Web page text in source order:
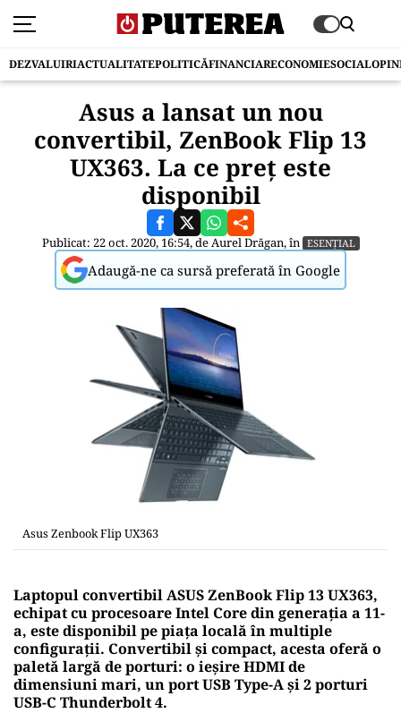
DEZVALUIRIACTUALITATEPOLITICĂFINANCIARECONOMIESOCIAL
Asus a lansat un nou
convertibil, ZenBook Flip 13
UX363. La ce preț este
disponibil
Publicat: 22 oct. 2020, 16:54, deAurel Drăgan, în ESENȚIAL
Adaugă-ne ca sursă preferată în Google
Asus Zenbook Flip UX363
Laptopul convertibil ASUS ZenBook Flip 13 UX363,
echipat cu procesoare Intel Core din generația a 11-
a, este disponibil pe piața locală în multiple
configurații. Convertibil și compact, acesta oferă o
paletă largă de porturi: o ieșire HDMI de
dimensiuni mari, un port USB Type-A și 2 porturi
USB-C Thunderbolt 4.